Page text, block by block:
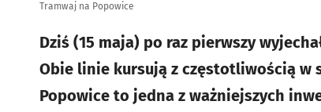
Tramwaj na Popowice
Dziś (15 maja) po raz pierwszy
Obie linie kursują z częstotliwością w
Popowice to jedna z ważniejszych